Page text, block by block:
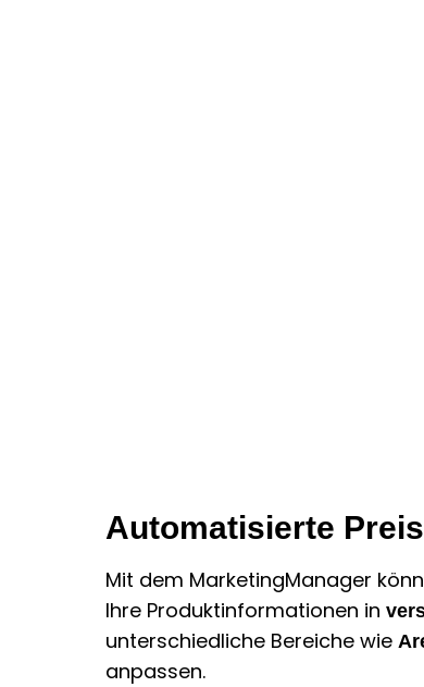
Automatisierte
Mit dem MarketingManager
Ihre Produktinformationen in
unterschiedliche Bereiche wie
anpassen.